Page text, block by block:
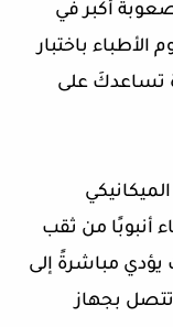
صعوبة أكبر في
باختبار
تساعدكَ على
أنبوبًا من ثقب
يؤدي مباشرةً إلى
تتصل بجهاز